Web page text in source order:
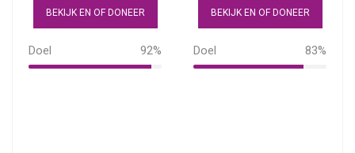
BEKIJK EN OF DONEER
Doel 92%
92%
BEKIJK EN OF DONEER
Doel 83%
83%